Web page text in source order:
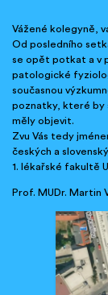
Vážené kolegyně,
Od posledního
se opět potkat a v
patologické
současnou
poznatky, které by
měly objevit.
Zvu Vás tedy
českých a
1. lékařské fakultě
Prof. MUDr. Martin